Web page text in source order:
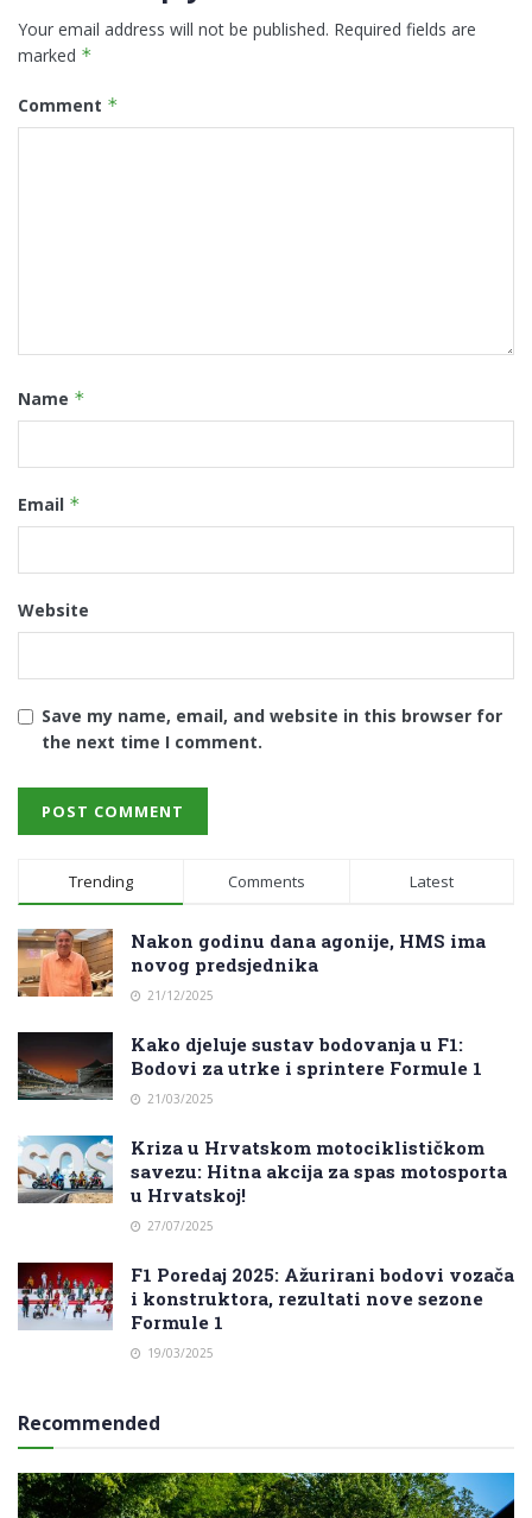
Your email address will not be published. Required fields are
marked *
Comment *
Name *
Email *
Website
Save my name, email, and website in this browser for
the next time I comment.
Trending Comments Latest
Nakon godinu dana agonije, HMS ima
novog predsjednika
21/12/2025
Kako djeluje sustav bodovanja u F1:
Bodovi za utrke i sprintere Formule 1
21/03/2025
Kriza u Hrvatskom motociklističkom
savezu: Hitna akcija za spas motosporta
u Hrvatskoj!
27/07/2025
F1 Poredaj 2025: Ažurirani bodovi vozača
i konstruktora, rezultati nove sezone
Formule 1
19/03/2025
Recommended